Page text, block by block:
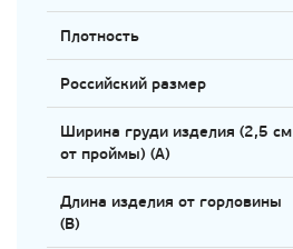
Плотность
Российский размер
Ширина груди изделия (2,5 см
от проймы) (A)
Длина изделия от горловины
(B)